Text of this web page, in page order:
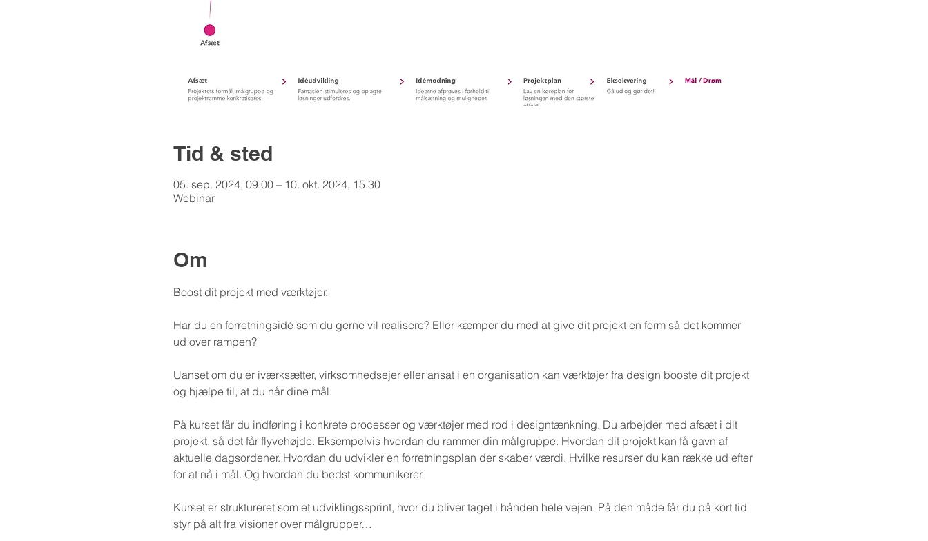
Tid & sted
05. sep. 2024, 09.00 – 10. okt. 2024, 15.30
Webinar
Om
Boost dit projekt med værktøjer.
Har du en forretningsidé som du gerne vil realisere? Eller kæmper du med at give dit projekt en form så det kommer
ud over rampen?
Uanset om du er iværksætter, virksomhedsejer eller ansat i en organisation kan værktøjer fra design booste dit projekt
og hjælpe til, at du når dine mål.
På kurset får du indføring i konkrete processer og værktøjer med rod i designtænkning. Du arbejder med afsæt i dit
projekt, så det får flyvehøjde. Eksempelvis hvordan du rammer din målgruppe. Hvordan dit projekt kan få gavn af
aktuelle dagsordener. Hvordan du udvikler en forretningsplan der skaber værdi. Hvilke resurser du kan række ud efter
for at nå i mål. Og hvordan du bedst kommunikerer.
Kurset er struktureret som et udviklingssprint, hvor du bliver taget i hånden hele vejen. På den måde får du på kort tid
styr på alt fra visioner over målgrupper…